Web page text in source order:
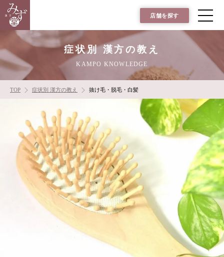
店舗を探す
症状別 漢方の教え
KAMPO KNOWLEDGE
TOP 症状別 漢方の教え 抜け毛・脱毛・白髪